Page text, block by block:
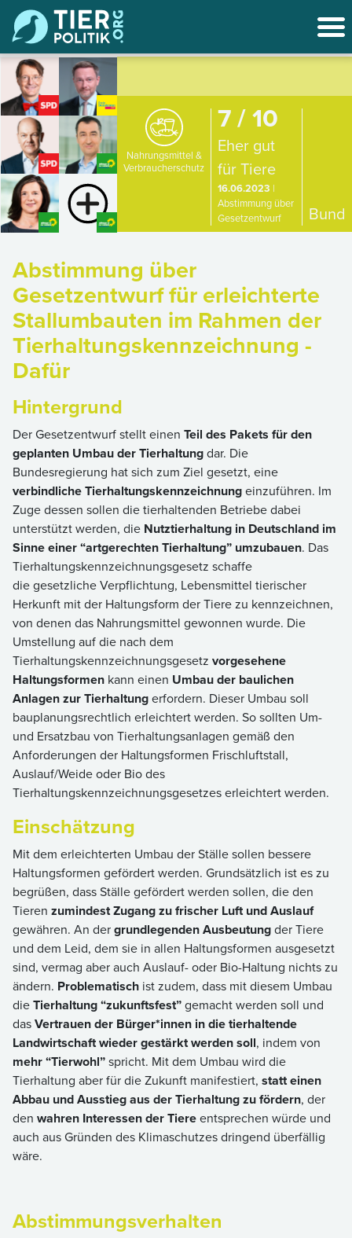
Nahrungsmittel &
Verbraucherschutz
7 / 10
Eher gut
für Tiere
16.06.2023 |
Abstimmung über
Gesetzentwurf
Bund
Abstimmung über
Gesetzentwurf für erleichterte
Stallumbauten im Rahmen der
Tierhaltungskennzeichnung -
Dafür
Hintergrund
Der Gesetzentwurf stellt einen Teil des Pakets für den
geplanten Umbau der Tierhaltungdar. Die
Bundesregierung hat sich zum Ziel gesetzt, eine
verbindliche Tierhaltungskennzeichnungeinzuführen. Im
Zuge dessen sollen die tierhaltenden Betriebe dabei
unterstützt werden, die Nutztierhaltung in Deutschland im
Sinne einer “artgerechten Tierhaltung” umzubauen. Das
Tierhaltungskennzeichnungsgesetz schaffe
die gesetzliche Verpflichtung, Lebensmittel tierischer
Herkunft mit der Haltungsform der Tiere zu kennzeichnen,
von denen das Nahrungsmittel gewonnen wurde. Die
Umstellung auf die nach dem
Tierhaltungskennzeichnungsgesetz vorgesehene
Haltungsformen kann einen Umbau der baulichen
Anlagen zur Tierhaltungerfordern. Dieser Umbau soll
bauplanungsrechtlich erleichtert werden. So sollten Um-
und Ersatzbau von Tierhaltungsanlagen gemäß den
Anforderungen der Haltungsformen Frischluftstall,
Auslauf/Weide oder Bio des
Tierhaltungskennzeichnungsgesetzes erleichtert werden.
Einschätzung
Mit dem erleichterten Umbau der Ställe sollen bessere
Haltungsformen gefördert werden. Grundsätzlich ist es zu
begrüßen, dass Ställe gefördert werden sollen, die den
Tieren zumindest Zugang zu frischer Luft und Auslauf
gewähren. An dergrundlegenden Ausbeutungder Tiere
und dem Leid, dem sie in allen Haltungsformen ausgesetzt
sind, vermag aber auch Auslauf- oder Bio-Haltung nichts zu
ändern. Problematisch ist zudem, dass mit diesem Umbau
dieTierhaltung “zukunftsfest”gemacht werden soll und
dasVertrauen der Bürger*innen in die tierhaltende
Landwirtschaft wieder gestärkt werden soll, indem von
mehr “Tierwohl”spricht. Mit dem Umbau wird die
Tierhaltung aber für die Zukunft manifestiert, statt einen
Abbau und Ausstieg aus der Tierhaltung zu fördern, der
den wahren Interessen der Tiereentsprechen würde und
auch aus Gründen des Klimaschutzes dringend überfällig
wäre.
Abstimmungsverhalten